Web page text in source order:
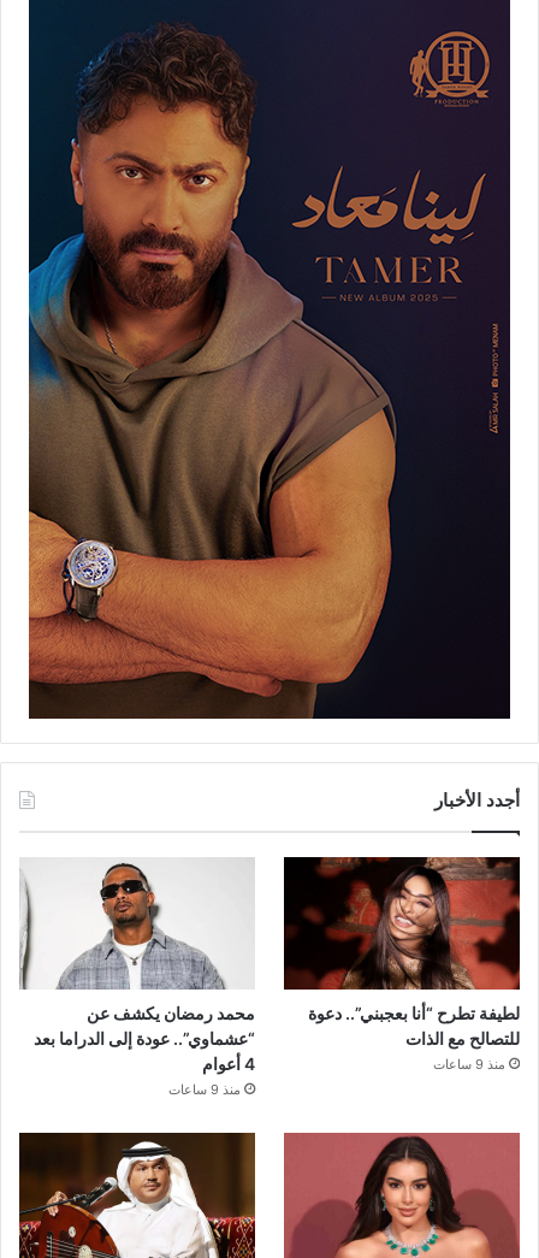
أجدد الأخبار
لطيفة تطرح “أنا بعجبني”.. دعوة
للتصالح مع الذات
منذ 9 ساعات
محمد رمضان يكشف عن
“عشماوي”.. عودة إلى الدراما بعد
4 أعوام
منذ 9 ساعات